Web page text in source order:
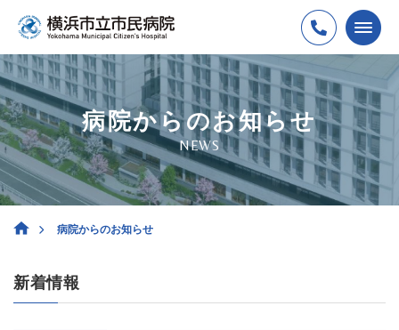
病院からのお知らせ
NEWS
病院からのお知らせ
新着情報